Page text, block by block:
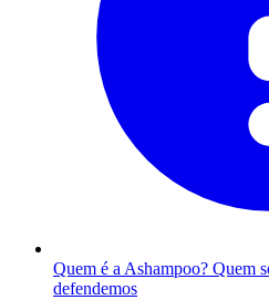
Quem é a Ashampoo? Quem
defendemos